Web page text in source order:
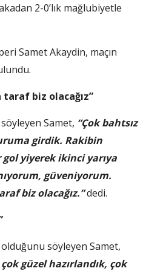
2-0’lık mağlubiyetle
Samet Akaydin, maçın
taraf biz olacağız”
Samet, “Çok bahtsız
girdik. Rakibin
yiyerek ikinci yarıya
güveniyorum.
biz olacağız.”dedi.
söyleyen Samet,
güzel hazırlandık, çok